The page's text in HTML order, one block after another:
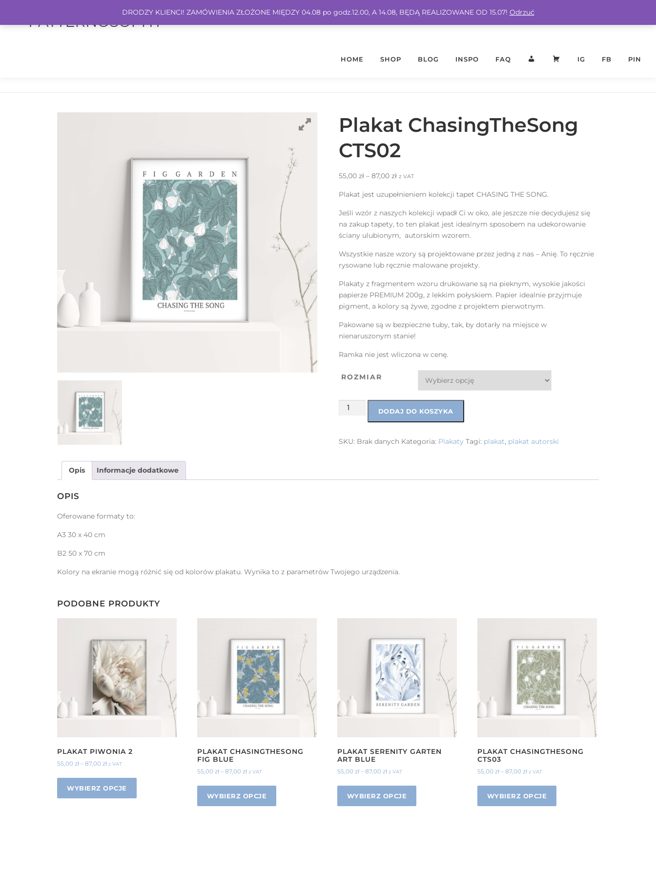
HOME SHOP BLOG INSPO FAQ KONTO KOSZYK
IG FB PIN
Plakat ChasingTheSong
CTS02
55,00zł –87,00zł z VAT
Plakat jest uzupełnieniem kolekcji tapet CHASING THE SONG.
Jeśli wzór z naszych kolekcji wpadł Ci w oko, ale jeszcze nie decydujesz się
na zakup tapety, to ten plakat jest idealnym sposobem na udekorowanie
ściany ulubionym, autorskim wzorem.
Wszystkie nasze wzory są projektowane przez jedną z nas – Anię. To ręcznie
rysowane lub ręcznie malowane projekty.
Plakaty z fragmentem wzoru drukowane są na pieknym, wysokie jakości
papierze PREMIUM 200g, z lekkim połyskiem. Papier idealnie przyjmuje
pigment, a kolory są żywe, zgodne z projektem pierwotnym.
Pakowane są w bezpieczne tuby, tak, by dotarły na miejsce w
nienaruszonym stanie!
Ramka nie jest wliczona w cenę.
ROZMIAR
DODAJ DO KOSZYKA
SKU: Brak danych Kategoria: Plakaty Tagi: plakat, plakat autorski
Opis Informacje dodatkowe
OPIS
Oferowane formaty to:
A3 30 x 40 cm
B2 50 x 70 cm
Kolory na ekranie mogą różnić się od kolorów plakatu. Wynika to z parametrów Twojego urządzenia.
PODOBNE PRODUKTY
PLAKAT PIWONIA 2
55,00 zł – 87,00 zł z VAT
WYBIERZ OPCJE
PLAKAT CHASINGTHESONG
FIG BLUE
55,00 zł– 87,00 zł z VAT
WYBIERZ OPCJE
PLAKAT SERENITY GARTEN
ART BLUE
55,00 zł– 87,00 zł z VAT
WYBIERZ OPCJE
PLAKAT CHASINGTHESONG
CTS03
55,00 zł– 87,00 zł z VAT
WYBIERZ OPCJE
DRODZY KLIENCI! ZAMÓWIENIA ZŁOŻONE MIĘDZY 04.08 po godz.12.00, A 14.08, BĘDĄ REALIZOWANE OD 15.07! Odrzuć